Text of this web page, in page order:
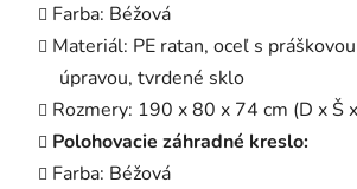
Farba: Béžová
Materiál: PE ratan, oceľ s
úpravou, tvrdené sklo
Rozmery: 190 x 80 x 74 cm (D x Š
Polohovacie záhradné kreslo:
Farba: Béžová